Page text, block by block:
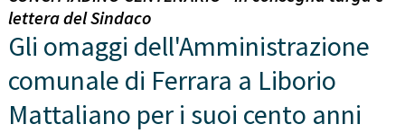
lettera del Sindaco
Gli omaggi dell'Amministrazione
comunale di Ferrara a Liborio
Mattaliano per i suoi cento anni